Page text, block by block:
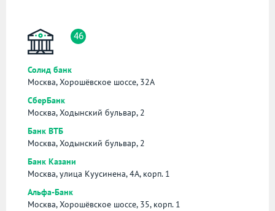
46
Солид банк
Москва, Хорошёвское шоссе, 32А
СберБанк
Москва, Ходынский бульвар, 2
Банк ВТБ
Москва, Ходынский бульвар, 2
Банк Казани
Москва, улица Куусинена, 4А, корп. 1
Альфа-Банк
Москва, Хорошёвское шоссе, 35, корп. 1